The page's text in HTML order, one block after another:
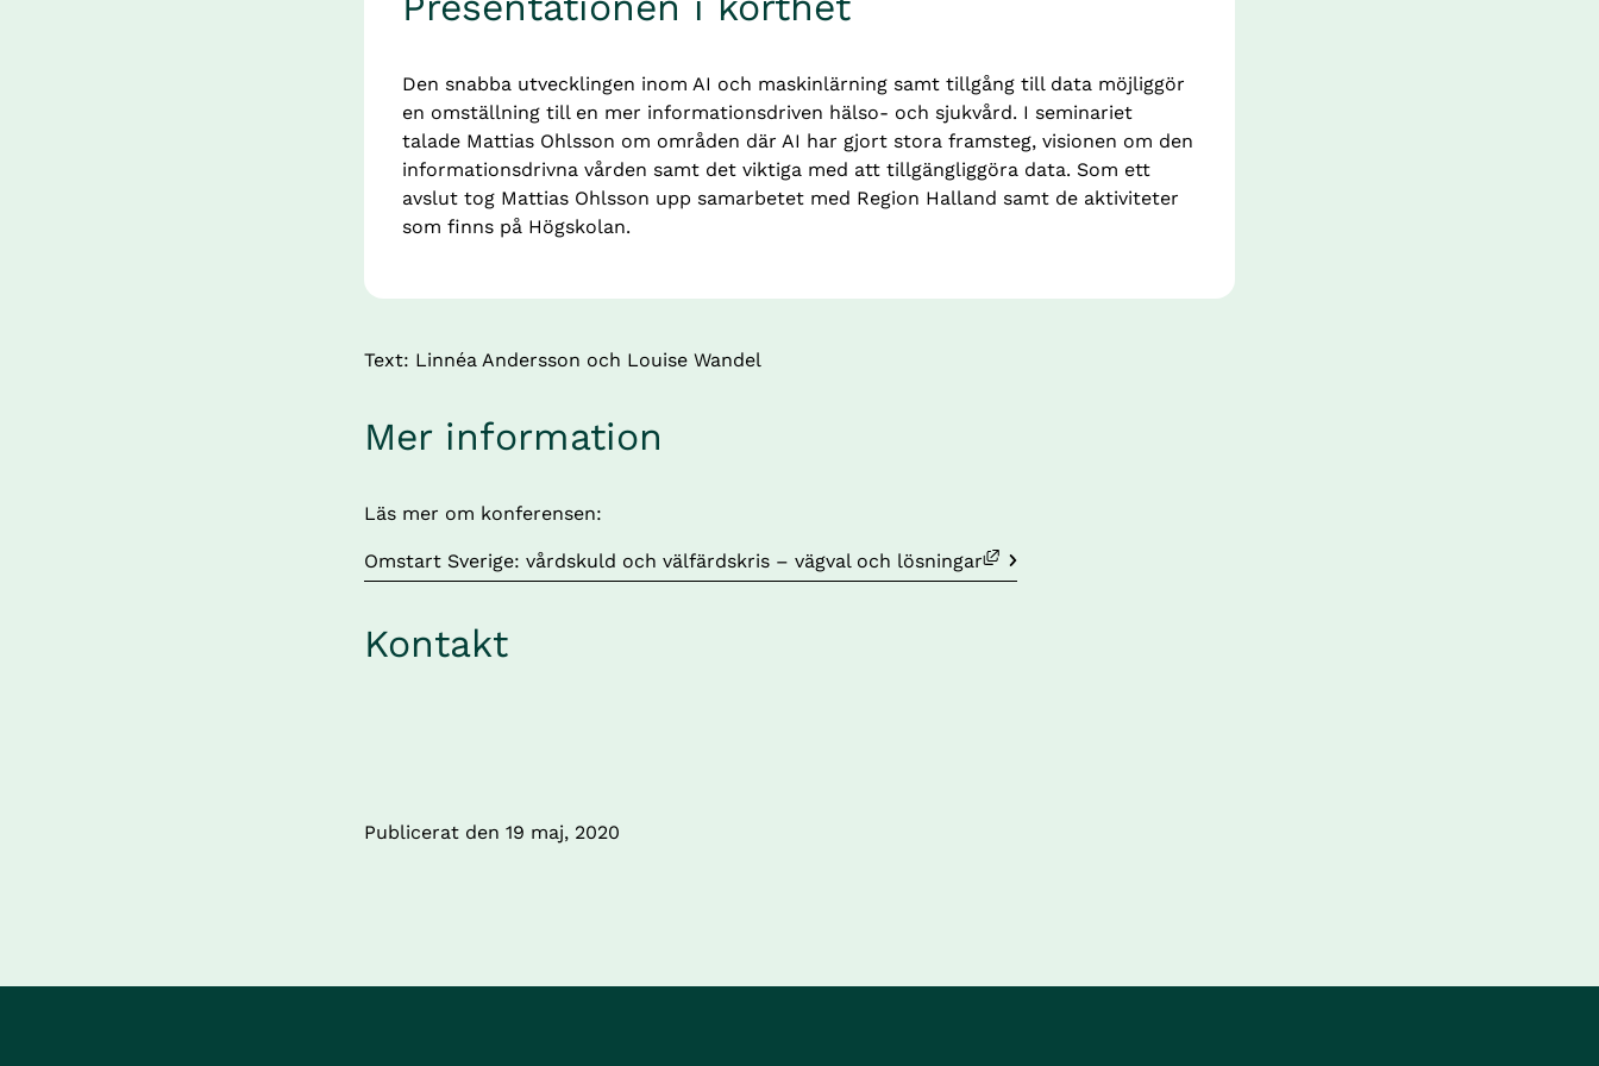
Den snabba utvecklingen inom AI och maskinlärning samt tillgång till data möjliggör
en omställning till en mer informationsdriven hälso- och sjukvård. I seminariet
talade Mattias Ohlsson om områden där AI har gjort stora framsteg, visionen om den
informationsdrivna vården samt det viktiga med att tillgängliggöra data. Som ett
avslut tog Mattias Ohlsson upp samarbetet med Region Halland samt de aktiviteter
som finns på Högskolan.
Text: Linnéa Andersson och Louise Wandel
Mer information
Läs mer om konferensen:
Omstart Sverige: vårdskuld och välfärdskris – vägval och lösningar
Länk till annan webbplats, öppnas i nytt fönster.
Kontakt
Publicerat den 19 maj, 2020